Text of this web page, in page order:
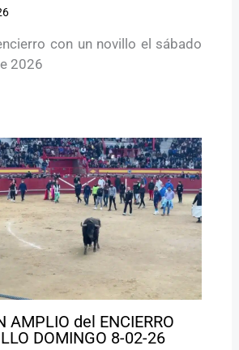
con un novillo el sábado
2026
AMPLIO del ENCIERRO
DOMINGO 8-02-26